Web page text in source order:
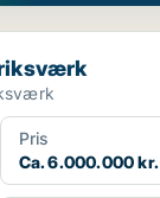
Pris
Ca. 6.000.000 kr.